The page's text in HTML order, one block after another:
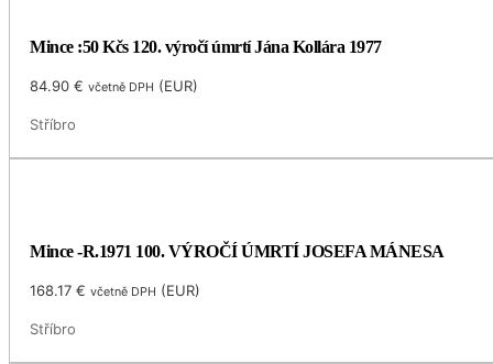
Mince :50 Kčs 120. výročí úmrtí Jána Kollára 1977
84.90€ včetně DPH (EUR)
Stříbro
Mince -R.1971 100. VÝROČÍ ÚMRTÍ JOSEFA MÁNESA
168.17€ včetně DPH (EUR)
Stříbro